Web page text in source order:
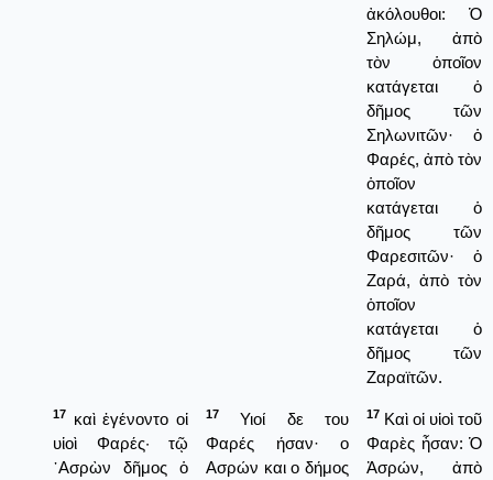
ἀκόλουθοι: Ὁ
Σηλώμ, ἀπὸ
τὸν ὁποῖον
κατάγεται ὁ
δῆμος τῶν
Σηλωνιτῶν· ὁ
Φαρές, ἀπὸ τὸν
ὁποῖον
κατάγεται ὁ
δῆμος τῶν
Φαρεσιτῶν· ὁ
Ζαρά, ἀπὸ τὸν
ὁποῖον
κατάγεται ὁ
δῆμος τῶν
Ζαραϊτῶν.
17
καὶ ἐγένοντο οἱ
υἱοὶ Φαρές· τῷ
᾿Ασρὼν δῆμος ὁ
17
Υιοί δε του
Φαρές ήσαν· ο
Ασρών και ο δήμος
17 Καὶ οἱ υἱοὶ τοῦ
Φαρὲς ἦσαν: Ὁ
Ἀσρών, ἀπὸ